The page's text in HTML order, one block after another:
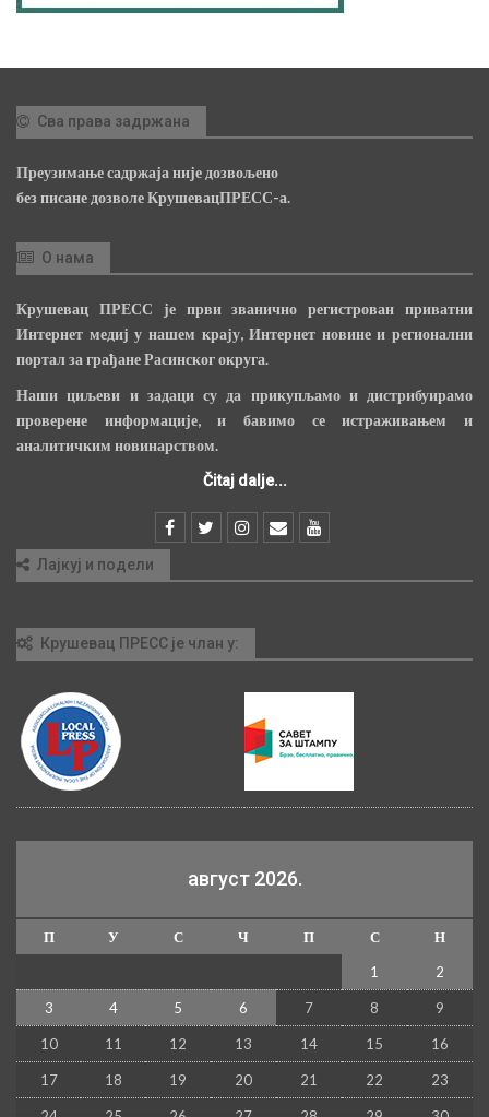
Сва права задржана
Преузимање садржаја није дозвољено
без писане дозволе КрушевацПРЕСС-а.
О нама
Крушевац ПРЕСС је први званично регистрован приватни
Интернет медиј у нашем крају, Интернет новине и регионални
портал за грађане Расинског округа.
Наши циљеви и задаци су да прикупљамо и дистрибуирамо
проверене информације, и бавимо се истраживањем и
аналитичким новинарством.
Čitaj dalje...
Лајкуј и подели
Крушевац ПРЕСС је члан у:
август 2026.
П У С Ч П С
Н
1
2
3 4 5 6 7 8 9
10 11 12 13 14 15 16
17 18 19 20 21 22 23